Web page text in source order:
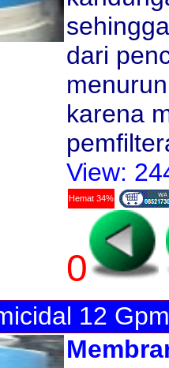
dari
karena
View:
Hemat 34%
0
12